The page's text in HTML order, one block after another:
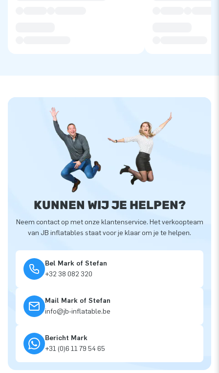
KUNNEN WIJ JE HELPEN?
Neem contact op met onze klantenservice. Het verkoopteam
van JB inflatables staat voor je klaar om je te helpen.
Bel Mark of Stefan
+32 38 082 320
Mail Mark of Stefan
info@jb-inflatable.be
Bericht Mark
+31 (0)6 11 79 54 65